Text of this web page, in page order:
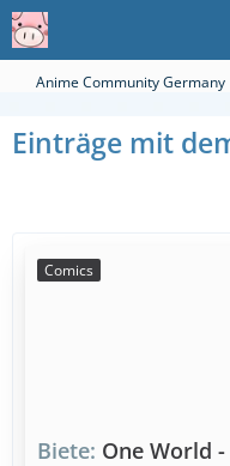
Anime Community Germany
Einträge mit
Comics
Biete One World